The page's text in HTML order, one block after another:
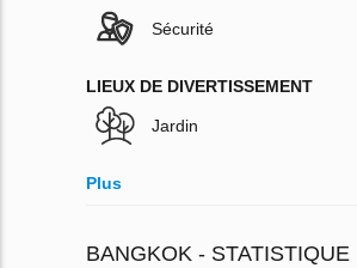
Sécurité
LIEUX DE DIVERTISSEMENT
Jardin
Plus
BANGKOK - STATISTIQUE